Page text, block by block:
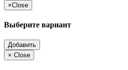
×Close
Выберите вариант
Добавить
× Close